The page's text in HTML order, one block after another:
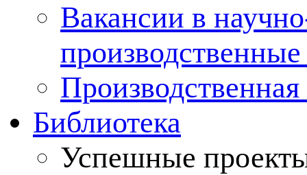
Вакансии в
Производственная
Библиотека
Успешные